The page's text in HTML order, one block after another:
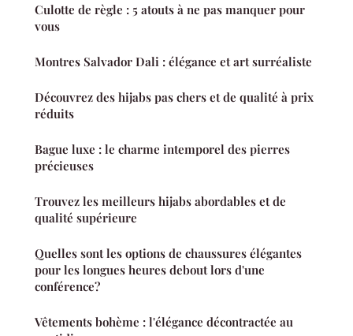
Culotte de règle : 5 atouts à ne pas manquer pour
vous
Montres Salvador Dali : élégance et art surréaliste
Découvrez des hijabs pas chers et de qualité à prix
réduits
Bague luxe : le charme intemporel des pierres
précieuses
Trouvez les meilleurs hijabs abordables et de
qualité supérieure
Quelles sont les options de chaussures élégantes
pour les longues heures debout lors d'une
conférence?
Vêtements bohème : l'élégance décontractée au